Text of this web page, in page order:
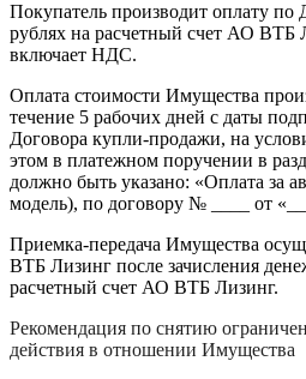
Покупатель производит оплату
рублях на расчетный счет АО ВТБ
включает НДС.
Оплата стоимости Имущества
течение 5 рабочих дней с даты
Договора купли-продажи, на
этом в платежном поручении в
должно быть указано: «Оплата за
модель), по договору № ____ от
Приемка-передача Имущества
ВТБ Лизинг после зачисления
расчетный счет АО ВТБ Лизинг.
Рекомендация по снятию
действия в отношении Имущества